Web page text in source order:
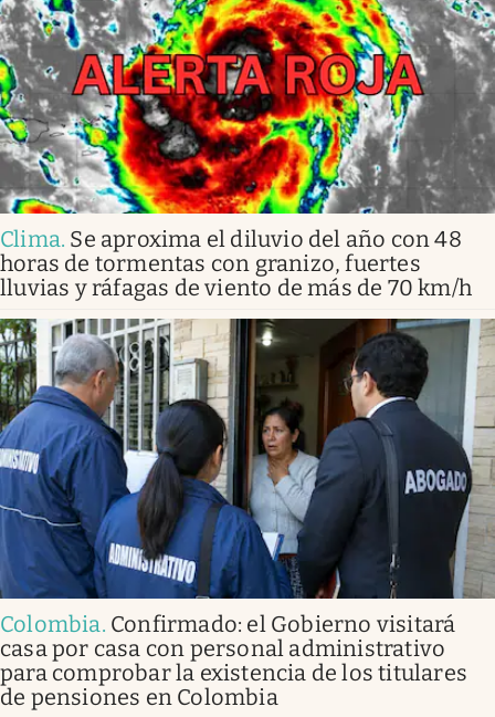
Clima. Se aproxima el diluvio del año con 48
horas de tormentas con granizo, fuertes
lluvias y ráfagas de viento de más de 70 km/h
Colombia. Confirmado: el Gobierno visitará
casa por casa con personal administrativo
para comprobar la existencia de los titulares
de pensiones en Colombia